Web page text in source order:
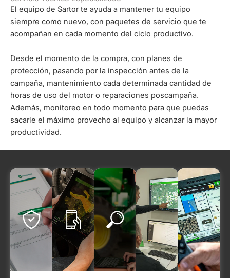
El equipo de Sartor te ayuda a mantener tu equipo
siempre como nuevo, con paquetes de servicio que te
acompañan en cada momento del ciclo productivo.
Desde el momento de la compra, con planes de
protección, pasando por la inspección antes de la
campaña, mantenimiento cada determinada cantidad de
horas de uso del motor o reparaciones poscampaña.
Además, monitoreo en todo momento para que puedas
sacarle el máximo provecho al equipo y alcanzar la mayor
productividad.